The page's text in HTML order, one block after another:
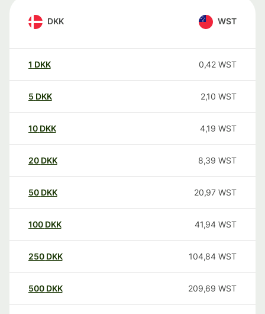
DKK WST
1 DKK 0,42 WST
5 DKK 2,10 WST
10 DKK 4,19 WST
20 DKK 8,39 WST
50 DKK 20,97 WST
100 DKK 41,94 WST
250 DKK 104,84 WST
500 DKK 209,69 WST